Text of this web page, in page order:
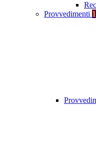
Provvedimenti